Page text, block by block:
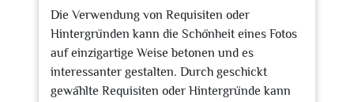
Die Verwendung von Requisiten oder
Hintergründen kann die Schönheit eines Fotos
auf einzigartige Weise betonen und es
interessanter gestalten. Durch geschickt
gewählte Requisiten oder Hintergründe kann